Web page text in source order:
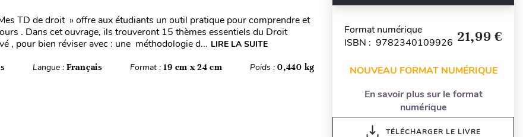
TD de droit » offre aux étudiants un outil pratique pour comprendre et
. Dans cet ouvrage, ils trouveront 15 thèmes essentiels du Droit
, pour bien réviser avec : une méthodologie d... LIRE LA SUITE
Langue :Français Format :19 cm x 24 cm Poids :0,440 kg
Format numérique
ISBN : 9782340109926 21,99 €
NOUVEAU FORMAT NUMÉRIQUE
En savoir plus sur le format
numérique
TÉLÉCHARGER LE LIVRE